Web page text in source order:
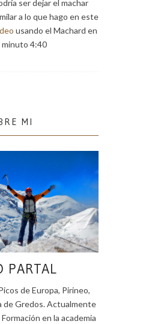
ser dejar el machar
a lo que hago en este
usando el Machard en
minuto 4:40
MI
PARTAL
de Europa, Pirineo,
de Gredos. Actualmente
en la academia